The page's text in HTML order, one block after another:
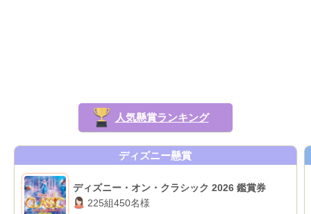
人気懸賞ランキング
ディズニー懸賞
ディズニー・オン・クラシック 2026 鑑賞券
225組450名様